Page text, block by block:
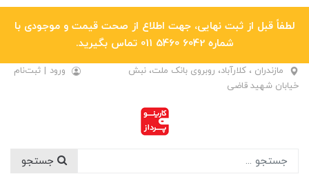
لطفاً قبل از ثبت نهایی، جهت اطلاع از صحت قیمت و موجودی با
شماره 6042 5460 011 تماس بگیرید.
مازندران ، کلارآباد، روبروی بانک ملت، نبش
خیابان شهید قاضی
ورود | ثبت‌نام